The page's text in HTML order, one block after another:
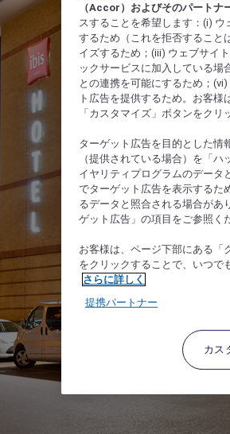
（Accor）およびそのパートナ
スすることを希望します：(i)
するため（これを拒否すること
イズするため；(iii) ウェブサイ
ックサービスに加入している場
との連携を可能にするため；
ト広告を提供するため。お客
「カスタマイズ」ボタンをク
ターゲット広告を目的とした情
（提供されている場合）を「
イヤリティプログラムのデータ
でターゲット広告を表示するた
るデータと照合される場合があ
ゲット広告」の項目をご参照く
お客様は、ページ下部にある「
をクリックすることで、いつで
さらに詳しく
提携パートナー
カス